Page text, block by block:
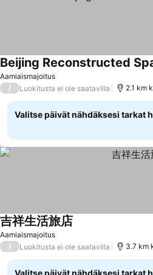
Aamiaismajoitus
Beijing Reconstructed
/ Luokitusta ei ole saatavilla 2.1 km
Valitse päivät nähdäksesi tarkat
Aamiaismajoitus
吉祥生活旅店
/ Luokitusta ei ole saatavilla 3.7 km
Valitse päivät nähdäksesi tarkat